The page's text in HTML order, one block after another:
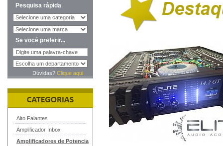
Pesquisa rápida
Se você preferir...
Dúvidas? Clique aqui
Alto Falantes
Amplificador Inbox
Amplificadores de Potencia